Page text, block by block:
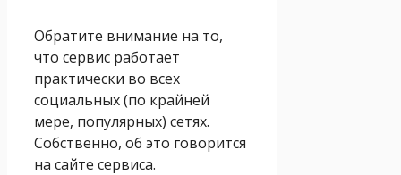
Обратите внимание на то,
что сервис работает
практически во всех
социальных (по крайней
мере, популярных) сетях.
Собственно, об это говорится
на сайте сервиса.